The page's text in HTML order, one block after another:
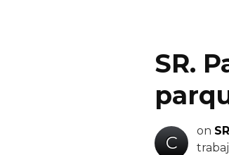
SR.
C
on